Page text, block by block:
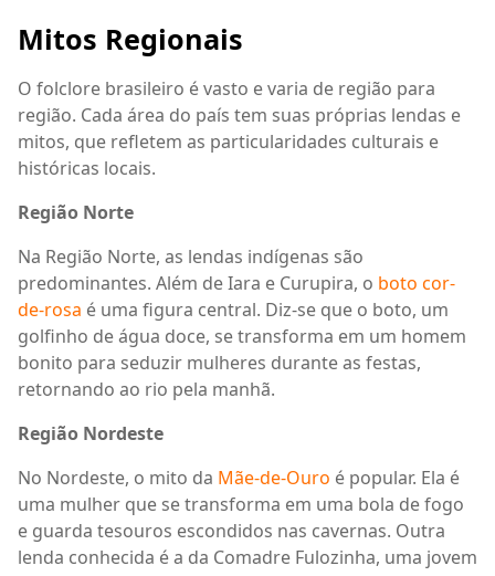
Mitos Regionais
O folclore brasileiro é vasto e varia de região para
região. Cada área do país tem suas próprias lendas e
mitos, que refletem as particularidades culturais e
históricas locais.
Região Norte
Na Região Norte, as lendas indígenas são
predominantes. Além de Iara e Curupira, o boto cor-
de-rosa é uma figura central. Diz-se que o boto, um
golfinho de água doce, se transforma em um homem
bonito para seduzir mulheres durante as festas,
retornando ao rio pela manhã.
Região Nordeste
No Nordeste, o mito da Mãe-de-Ouro é popular. Ela é
uma mulher que se transforma em uma bola de fogo
e guarda tesouros escondidos nas cavernas. Outra
lenda conhecida é a da Comadre Fulozinha, uma jovem